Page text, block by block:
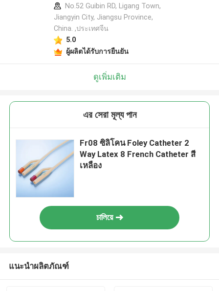
No.52 Guibin RD, Ligang Town,
Jiangyin City, Jiangsu Province,
China. ,ประเทศจีน
5.0
ผู้ผลิตได้รับการยืนยัน
ดูเพิ่มเติม
এর সেরা মূল্য পান
Fr08 ซิลิโคน Foley Catheter 2
Way Latex 8 French Catheter สี
เหลือง
চালিয়ে
แนะนำผลิตภัณฑ์